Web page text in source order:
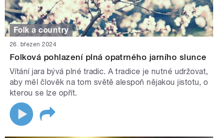
Folk a country
26. březen 2024
Folková pohlazení plná opatrného jarního slunce
Vítání jara bývá plné tradic. A tradice je nutné udržovat,
aby měl člověk na tom světě alespoň nějakou jistotu, o
kterou se lze opřít.